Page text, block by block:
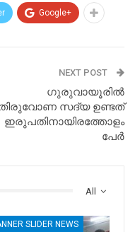
Google+
NEXT POST
ഗുരുവായൂരിൽ
സദ്യ ഉണ്ടത്
ഇരുപതിനായിരത്തോളം
പേർ
All
SLIDER NEWS